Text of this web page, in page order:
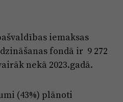
iemaksas
fondā ir 9 272
nekā 2023.gadā.
(43%) plānoti